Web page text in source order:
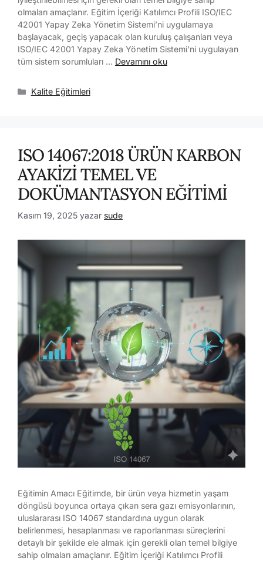
olmaları amaçlanır. Eğitim İçeriği Katılımcı Profili ISO/IEC
42001 Yapay Zeka Yönetim Sistemi’ni uygulamaya
başlayacak, geçiş yapacak olan kuruluş çalışanları veya
ISO/IEC 42001 Yapay Zeka Yönetim Sistemi’ni uygulayan
tüm sistem sorumluları … Devamını oku
Kalite Eğitimleri
ISO 14067:2018 ÜRÜN KARBON
AYAKİZİ TEMEL VE
DOKÜMANTASYON EĞİTİMİ
Kasım 19, 2025 yazar sude
Eğitimin Amacı Eğitimde, bir ürün veya hizmetin yaşam
döngüsü boyunca ortaya çıkan sera gazı emisyonlarının,
uluslararası ISO 14067 standardına uygun olarak
belirlenmesi, hesaplanması ve raporlanması süreçlerini
detaylı bir şekilde ele almak için gerekli olan temel bilgiye
sahip olmaları amaçlanır. Eğitim İçeriği Katılımcı Profili